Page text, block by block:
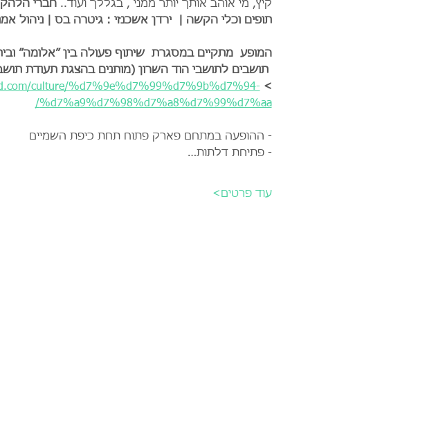
קיץ, מי אוהב אותך יותר ממני , בגללך ועוד.. חברי
תופים וכלי הקשה |  ירדן אשכנזי : גיטרה בס | ניהול
המופע  מתקיים במסגרת  שיתוף פעולה בין ״אלומה״
תושבים לתושבי הוד השרון (מותנים בהצגת תעודת
>
culture/%d7%9e%d7%99%d7%9b%d7%94-
%d7%a9%d7%98%d7%a8%d7%99%d7%aa/
- ההופעה במתחם פארק פתוח תחת כיפת השמיים
- פתיחת דלתות…
עוד פרטים>